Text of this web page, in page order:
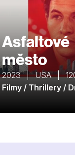
Asfaltové
město
2023 | USA |
Filmy / Thrillery /